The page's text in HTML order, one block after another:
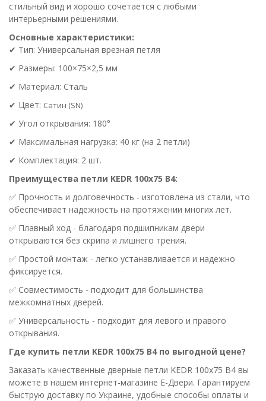
стильный вид и хорошо сочетается с любыми
интерьерными решениями.
Основные характеристики:
✔ Тип: Универсальная врезная петля
✔ Размеры: 100×75×2,5 мм
✔ Материал: Сталь
✔ Цвет: Сатин (SN)
✔ Угол открывания: 180°
✔ Максимальная нагрузка: 40 кг (на 2 петли)
✔ Комплектация: 2 шт.
Преимущества петли KEDR 100x75 B4:
✅ Прочность и долговечность - изготовлена из стали, что
обеспечивает надежность на протяжении многих лет.
✅ Плавный ход - благодаря подшипникам двери
открываются без скрипа и лишнего трения.
✅ Простой монтаж - легко устанавливается и надежно
фиксируется.
✅ Совместимость - подходит для большинства
межкомнатных дверей.
✅ Универсальность - подходит для левого и правого
открывания.
Где купить петли KEDR 100x75 B4 по выгодной цене?
Заказать качественные дверные петли KEDR 100x75 B4 вы
можете в нашем интернет-магазине Е-Двери. Гарантируем
быструю доставку по Украине, удобные способы оплаты и